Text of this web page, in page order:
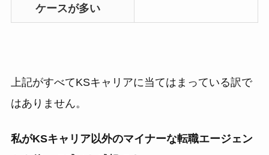
ケースが多い
上記がすべてKSキャリアに当てはまっている訳で
はありません。
私がKSキャリア以外のマイナーな転職エージェン